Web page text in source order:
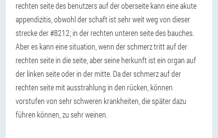
rechten seite des benutzers auf der oberseite kann eine akute
appendizitis, obwohl der schaft ist sehr weit weg von dieser
strecke der #8212; in der rechten unteren seite des bauches.
Aber es kann eine situation, wenn der schmerz tritt auf der
rechten seite in die seite, aber seine herkunft ist ein organ auf
der linken seite oder in der mitte. Da der schmerz auf der
rechten seite mit ausstrahlung in den rücken, können
vorstufen von sehr schweren krankheiten, die später dazu
führen können, zu sehr weinen.